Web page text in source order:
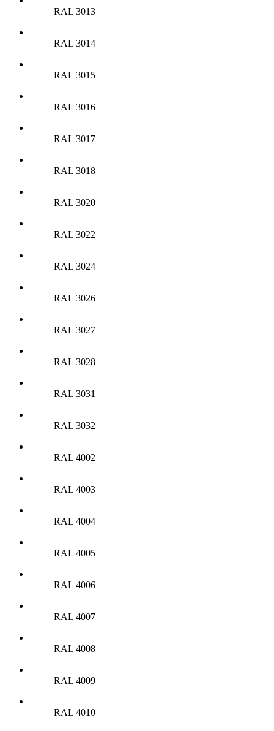
RAL 3013
RAL 3014
RAL 3015
RAL 3016
RAL 3017
RAL 3018
RAL 3020
RAL 3022
RAL 3024
RAL 3026
RAL 3027
RAL 3028
RAL 3031
RAL 3032
RAL 4002
RAL 4003
RAL 4004
RAL 4005
RAL 4006
RAL 4007
RAL 4008
RAL 4009
RAL 4010